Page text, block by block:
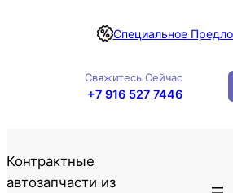
r
Специальное
Свяжитесь Сейчас
+7 916 527 7446
Контрактные
автозапчасти из